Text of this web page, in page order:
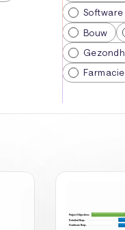
Software
Bouw
Farmacie